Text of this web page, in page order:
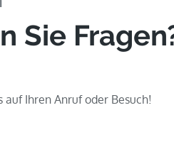
Sie
auf Ihren Anruf oder Besuch!